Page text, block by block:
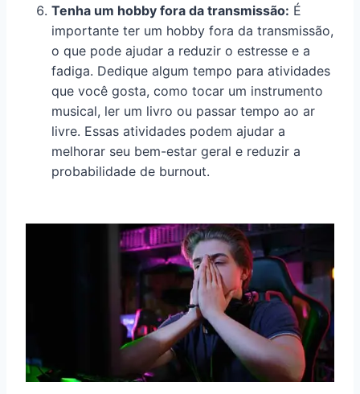
Tenha um hobby fora da transmissão: É
importante ter um hobby fora da transmissão,
o que pode ajudar a reduzir o estresse e a
fadiga. Dedique algum tempo para atividades
que você gosta, como tocar um instrumento
musical, ler um livro ou passar tempo ao ar
livre. Essas atividades podem ajudar a
melhorar seu bem-estar geral e reduzir a
probabilidade de burnout.